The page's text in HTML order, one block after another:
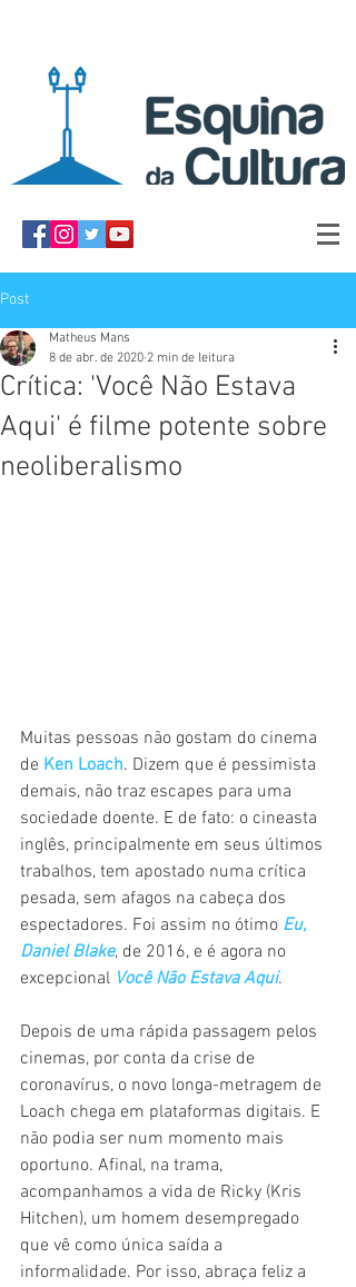
Post
Crítica: 'Você Não Estava
Aqui' é filme potente sobre
neoliberalismo
Matheus Mans
8 de abr. de 2020 2 min de leitura
Muitas pessoas não gostam do cinema
de Ken Loach. Dizem que é pessimista
demais, não traz escapes para uma
sociedade doente. E de fato: o cineasta
inglês, principalmente em seus últimos
trabalhos, tem apostado numa crítica
pesada, sem afagos na cabeça dos
espectadores. Foi assim no ótimo Eu,
Daniel Blake, de 2016, e é agora no
excepcional Você Não Estava Aqui.
Depois de uma rápida passagem pelos
cinemas, por conta da crise de
coronavírus, o novo longa-metragem de
Loach chega em plataformas digitais. E
não podia ser num momento mais
oportuno. Afinal, na trama,
acompanhamos a vida de Ricky (Kris
Hitchen), um homem desempregado
que vê como única saída a
informalidade. Por isso, abraça feliz a